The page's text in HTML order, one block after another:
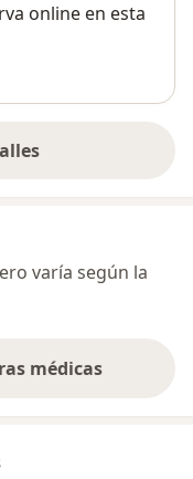
online en esta
dirección
varía según la
médicas